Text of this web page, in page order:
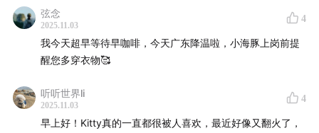
知道、 跳进兔子洞第三季、
吃喝玩乐了不起 、 不止金钱 泡腾 VC、
反潮流俱乐部
如果你喜欢我们的节目，欢迎
本节目音频内容及文字版权归声动活泼所有，未经授权
弦念
2025.11.03
4
我今天超早等待早咖啡，今天广东降温啦，小海豚上岗前提
醒您多穿衣物🥰
听听世界li
2025.11.03
4
早上好！Kitty真的一直都很被人喜欢，最近好像又翻火了，